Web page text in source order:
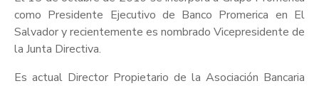
como Presidente Ejecutivo de Banco Promerica en El
Salvador y recientemente es nombrado Vicepresidente de
la Junta Directiva.
Es actual Director Propietario de la Asociación Bancaria